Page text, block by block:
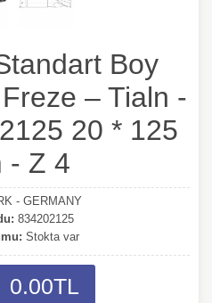
Boy
– Tialn -
20 * 125
- Z 4
- GERMANY
834202125
Stokta var
0.00TL